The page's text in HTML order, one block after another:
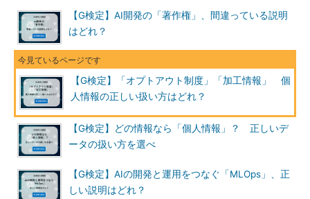
【G検定】AI開発の「著作権」、間違っている説明
はどれ？
【G検定】「オプトアウト制度」「加工情報」 個
人情報の正しい扱い方はどれ？
【G検定】どの情報なら「個人情報」？ 正しいデ
ータの扱い方を選べ
【G検定】AIの開発と運用をつなぐ「MLOps」、正
しい説明はどれ？